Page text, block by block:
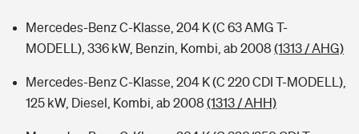
Mercedes-Benz C-Klasse, 204 K (C 63 AMG T-
MODELL), 336 kW, Benzin, Kombi, ab 2008 (1313 / AHG)
Mercedes-Benz C-Klasse, 204 K (C 220 CDI T-MODELL),
125 kW, Diesel, Kombi, ab 2008 (1313 / AHH)